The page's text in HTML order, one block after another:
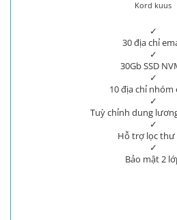
Kord kuus
✓
30 địa chỉ
✓
30Gb SSD
✓
10 địa chỉ nhóm
✓
Tuỳ chỉnh dung
✓
Hỗ trợ lọc thư
✓
Bảo mật 2